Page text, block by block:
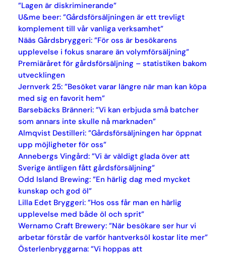
”Lagen är diskriminerande”
U&me beer: ”Gårdsförsäljningen är ett trevligt
komplement till vår vanliga verksamhet”
Nääs Gårdsbryggeri: ”För oss är besökarens
upplevelse i fokus snarare än volymförsäljning”
Premiäråret för gårdsförsäljning – statistiken bakom
utvecklingen
Jernverk 25: ”Besöket varar längre när man kan köpa
med sig en favorit hem”
Barsebäcks Bränneri: ”Vi kan erbjuda små batcher
som annars inte skulle nå marknaden”
Almqvist Destilleri: ”Gårdsförsäljningen har öppnat
upp möjligheter för oss”
Annebergs Vingård: ”Vi är väldigt glada över att
Sverige äntligen fått gårdsförsäljning”
Odd Island Brewing: ”En härlig dag med mycket
kunskap och god öl”
Lilla Edet Bryggeri: ”Hos oss får man en härlig
upplevelse med både öl och sprit”
Wernamo Craft Brewery: ”När besökare ser hur vi
arbetar förstår de varför hantverksöl kostar lite mer”
Österlenbryggarna: ”Vi hoppas att